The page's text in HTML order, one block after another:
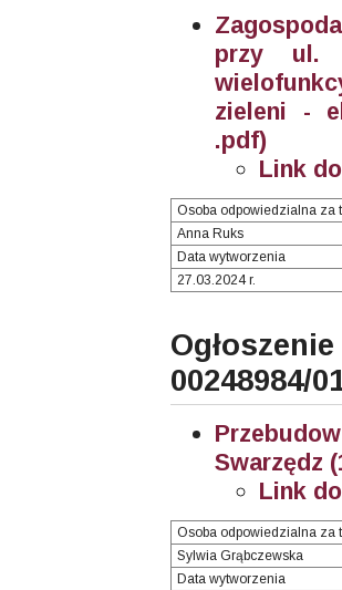
przy ul.
zieleni -
.pdf)
Link
Osoba odpowiedzialna za
Anna Ruks
Data wytworzenia
27.03.2024 r.
00248984/
Swarzędz
Link
Osoba odpowiedzialna za
Sylwia Grąbczewska
Data wytworzenia